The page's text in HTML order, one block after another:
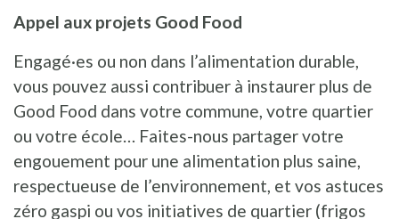
Appel aux projets Good Food
Engagé·es ou non dans l’alimentation durable,
vous pouvez aussi contribuer à instaurer plus de
Good Food dans votre commune, votre quartier
ou votre école… Faites-nous partager votre
engouement pour une alimentation plus saine,
respectueuse de l’environnement, et vos astuces
zéro gaspi ou vos initiatives de quartier (frigos